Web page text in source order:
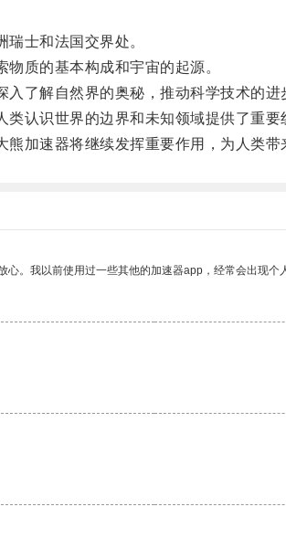
士和法国交界处。
质的基本构成和宇宙的起源。
了解自然界的奥秘，推动科学技术的进
认识世界的边界和未知领域提供了重要
速器将继续发挥重要作用，为人类带
。我以前使用过一些其他的加速器app，经常会出现个